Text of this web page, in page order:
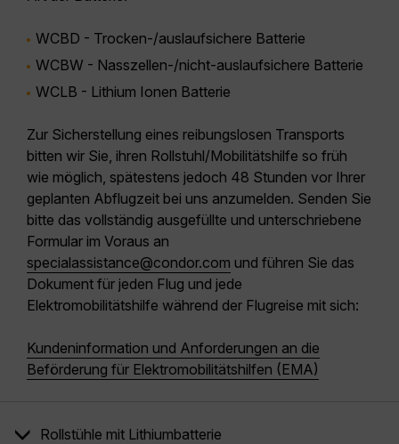
WCBD - Trocken-/auslaufsichere Batterie
WCBW - Nasszellen-/nicht-auslaufsichere Batterie
WCLB - Lithium Ionen Batterie
Zur Sicherstellung eines reibungslosen Transports
bitten wir Sie, ihren Rollstuhl/Mobilitätshilfe so früh
wie möglich, spätestens jedoch 48 Stunden vor Ihrer
geplanten Abflugzeit bei uns anzumelden. Senden Sie
bitte das vollständig ausgefüllte und unterschriebene
Formular im Voraus an
specialassistance@condor.com und führen Sie das
Dokument für jeden Flug und jede
Elektromobilitätshilfe während der Flugreise mit sich:
Kundeninformation und Anforderungen an die
Beförderung für Elektromobilitätshilfen (EMA)
Rollstühle mit Lithiumbatterie